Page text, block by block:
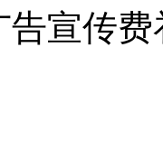
告宣传